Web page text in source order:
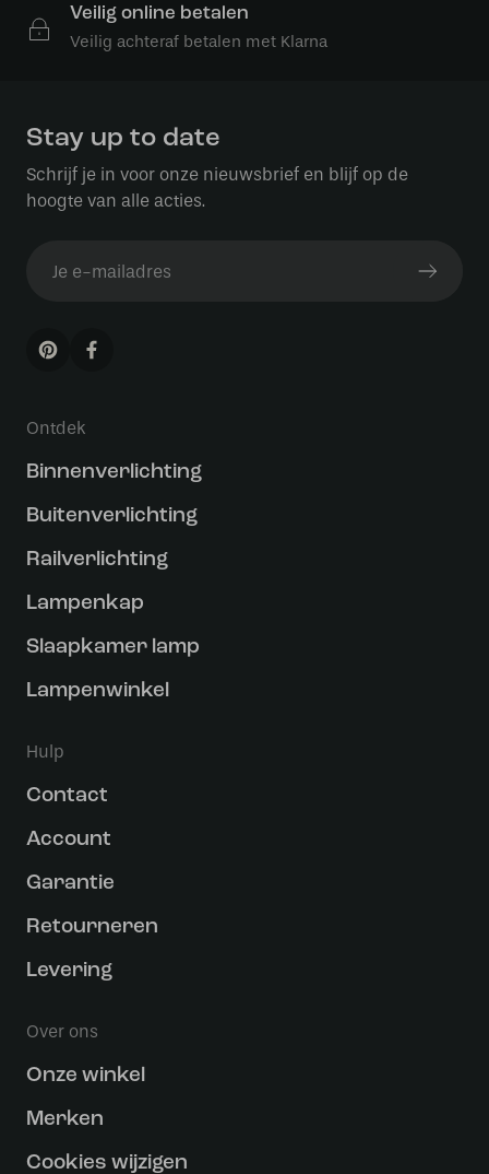
Veilig online betalen
Veilig achteraf betalen met Klarna
Stay up to date
Schrijf je in voor onze nieuwsbrief en blijf op de
hoogte van alle acties.
Ontdek
Binnenverlichting
Buitenverlichting
Railverlichting
Lampenkap
Slaapkamer lamp
Lampenwinkel
Hulp
Contact
Account
Garantie
Retourneren
Levering
Over ons
Onze winkel
Merken
Cookies wijzigen